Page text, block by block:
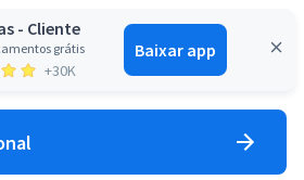
- Cliente
grátis
+30K
Baixar app
Entrar